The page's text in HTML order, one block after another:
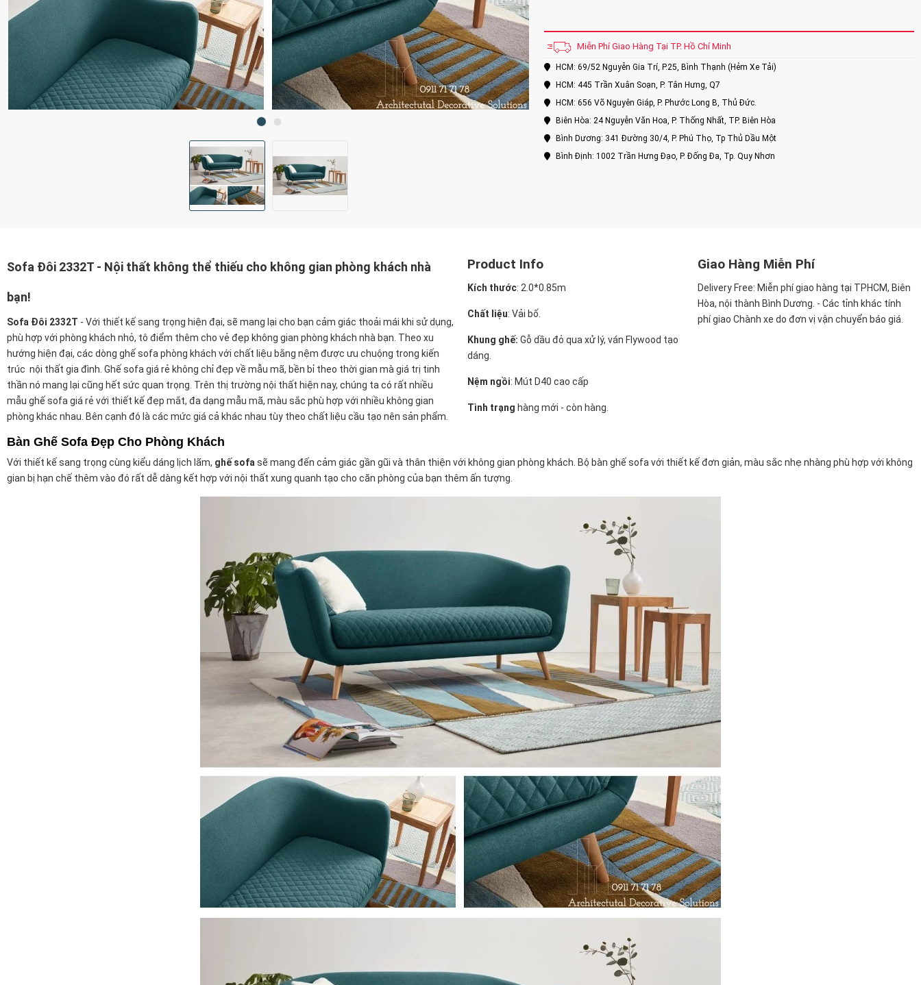
Miễn Phí Giao Hàng Tại TP. Hồ Chí Minh
HCM: 69/52 Nguyễn Gia Trí, P.25, Bình Thạnh (Hẻm Xe Tải)
HCM: 445 Trần Xuân Soạn, P. Tân Hưng, Q7
HCM: 656 Võ Nguyên Giáp, P. Phước Long B, Thủ Đức.
Biên Hòa: 24 Nguyễn Văn Hoa, P. Thống Nhất, TP. Biên Hòa
Bình Dương: 341 Đường 30/4, P. Phú Thọ, Tp Thủ Dầu Một
Bình Định: 1002 Trần Hưng Đạo, P. Đống Đa, Tp. Quy Nhơn
Sofa Đôi 2332T - Nội thất không thể thiếu cho không gian phòng khách nhà
bạn!
Sofa Đôi 2332T - Với thiết kế sang trọng hiện đại, sẽ mang lại cho bạn cảm giác thoải mái khi sử dụng,
phù hợp với phòng khách nhỏ, tô điểm thêm cho vẻ đẹp không gian phòng khách nhà bạn. Theo xu
hướng hiện đại, các dòng ghế sofa phòng khách với chất liệu bằng nệm được ưu chuộng trong kiến
trúc nội thất gia đình. Ghế sofa giá rẻ không chỉ đẹp về mẫu mã, bền bỉ theo thời gian mà giá trị tinh
thần nó mang lại cũng hết sức quan trọng. Trên thị trường nội thất hiện nay, chúng ta có rất nhiều
mẫu ghế sofa giá rẻ với thiết kế đẹp mắt, đa dạng mẫu mã, màu sắc phù hợp với nhiều không gian
phòng khác nhau. Bên cạnh đó là các mức giá cả khác nhau tùy theo chất liệu cầu tạo nên sản phẩm.
Product Info
Kích thước: 2.0*0.85m
Chất liệu: Vải bố.
Khung ghế: Gỗ dầu đỏ qua xử lý, ván Flywood tạo
dáng.
Nệm ngồi: Mút D40 cao cấp
Tình trạng hàng mới - còn hàng.
Giao Hàng Miễn Phí
Delivery Free: Miễn phí giao hàng tại TPHCM, Biên
Hòa, nội thành Bình Dương. - Các tỉnh khác tính
phí giao Chành xe do đơn vị vận chuyển báo giá.
Bàn Ghế Sofa Đẹp Cho Phòng Khách
Với thiết kế sang trọng cùng kiểu dáng lịch lãm, ghế sofa sẽ mang đến cảm giác gần gũi và thân thiện với không gian phòng khách. Bộ bàn ghế sofa với thiết kế đơn giản, màu sắc nhẹ nhàng phù hợp với không
gian bị hạn chế thêm vào đó rất dễ dàng kết hợp với nội thất xung quanh tạo cho căn phòng của bạn thêm ấn tượng.